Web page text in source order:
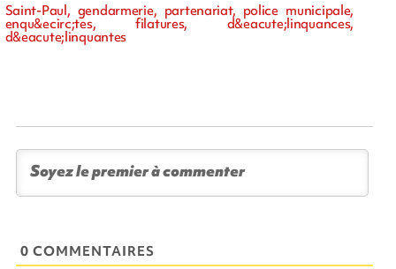
Saint-Paul, gendarmerie, partenariat, police municipale,
enqu&ecirc;tes, filatures, d&eacute;linquances,
d&eacute;linquantes
0 COMMENTAIRES